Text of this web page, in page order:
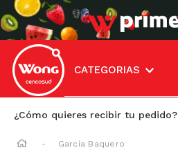
CATEGORIAS
¿Cómo quieres recibir tu pedido?
García Baquero